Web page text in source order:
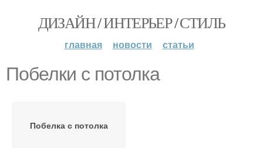
ДИЗАЙН / ИНТЕРЬЕР / СТИЛЬ
главная новости статьи
Побелки с потолка
Побелка с потолка